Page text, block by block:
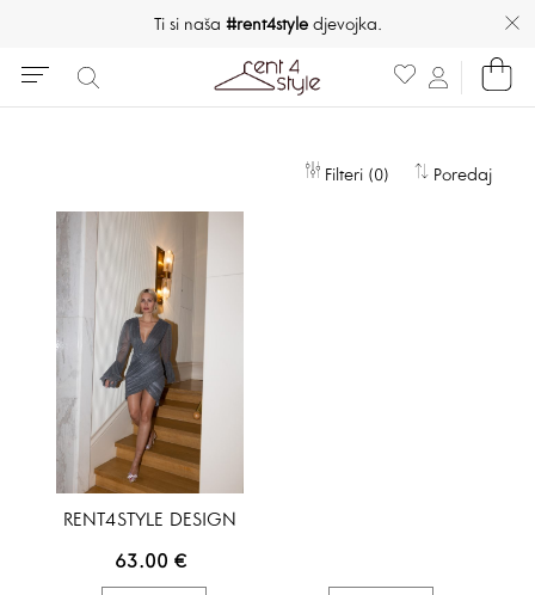
Ti si naša #rent4styledjevojka.
Filteri (0) Poredaj
RENT4STYLE DESIGN
63.00 €